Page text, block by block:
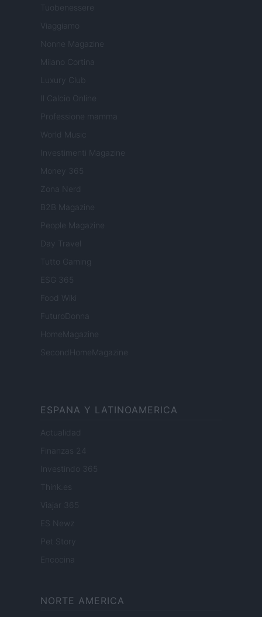
Tuobenessere
Viaggiamo
Nonne Magazine
Milano Cortina
Luxury Club
Il Calcio Online
Professione mamma
World Music
Investimenti Magazine
Money 365
Zona Nerd
B2B Magazine
People Magazine
Day Travel
Tutto Gaming
ESG 365
Food Wiki
FuturoDonna
HomeMagazine
SecondHomeMagazine
ESPANA Y LATINOAMERICA
Actualidad
Finanzas 24
Investindo 365
Think.es
Viajar 365
ES Newz
Encocina
NORTE AMERICA